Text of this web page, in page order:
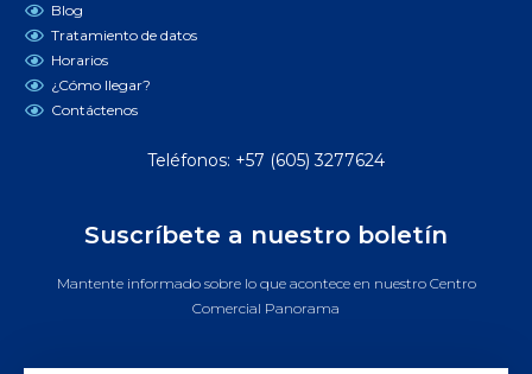
Blog
Tratamiento de datos
Horarios
¿Cómo llegar?
Contáctenos
Teléfonos: +57 (605) 3277624
Suscríbete a nuestro boletín
Mantente informado sobre lo que acontece en nuestro Centro
Comercial Panorama